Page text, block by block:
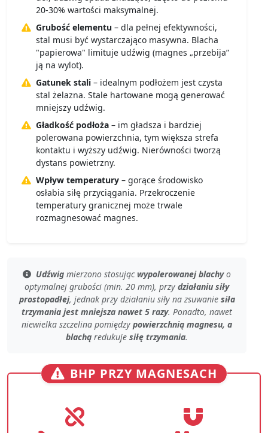
20-30% wartości maksymalnej.
Grubość elementu – dla pełnej efektywności,
stal musi być wystarczająco masywna. Blacha
"papierowa" limituje udźwig (magnes „przebija”
ją na wylot).
Gatunek stali – idealnym podłożem jest czysta
stal żelazna. Stale hartowane mogą generować
mniejszy udźwig.
Gładkość podłoża – im gładsza i bardziej
polerowana powierzchnia, tym większa strefa
kontaktu i wyższy udźwig. Nierówności tworzą
dystans powietrzny.
Wpływ temperatury – gorące środowisko
osłabia siłę przyciągania. Przekroczenie
temperatury granicznej może trwale
rozmagnesować magnes.
Udźwig mierzono stosując wypolerowanej blachyo
optymalnej grubości (min. 20 mm), przy działaniu siły
prostopadłej, jednak przy działaniu siły na zsuwanie siła
trzymania jest mniejsza nawet 5 razy. Ponadto, nawet
niewielka szczelina pomiędzy powierzchnią magnesu, a
blachą redukuje siłę trzymania.
BHP PRZY MAGNESACH